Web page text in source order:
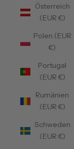
Österreich
(EUR €)
Polen (EUR
€)
Portugal
(EUR €)
Rumänien
(EUR €)
Schweden
(EUR €)